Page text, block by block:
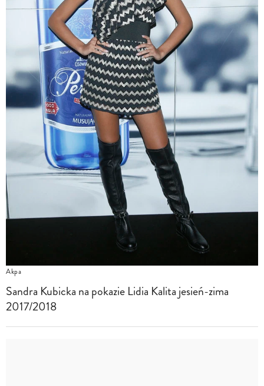
Akpa
Sandra Kubicka na pokazie Lidia Kalita jesień-zima
2017/2018